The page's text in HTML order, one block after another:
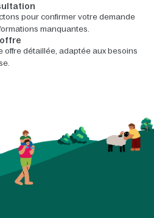
pour confirmer votre demande
manquantes.
offre détaillée, adaptée aux besoins